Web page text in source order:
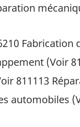
Fabrication
(Voir
811113
automobiles